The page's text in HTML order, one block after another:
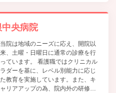
央病院
当院は地域のニーズに応え、開院以
来、土曜・日曜日に通常の診療を行
っています。 看護職ではクリニカル
ラダーを基に、レベル別能力に応じ
た教育を実施しています。また、キ
ャリアアップの為、院内外の研修参